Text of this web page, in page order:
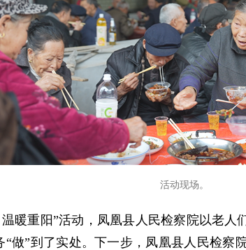
活动现场。
暖重阳”活动，凤凰县人民检察院以老人
“做”到了实处。下一步，凤凰县人民检察